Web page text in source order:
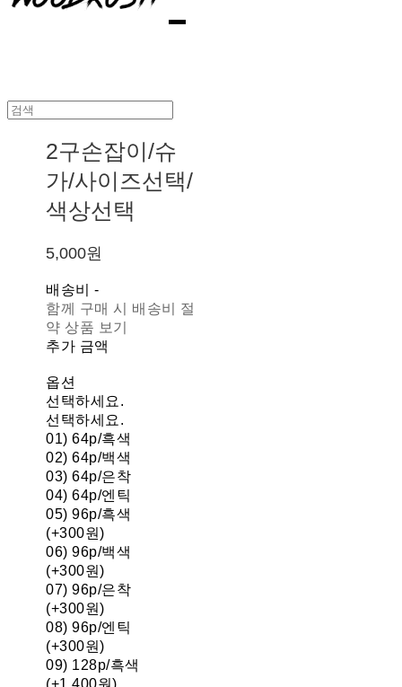
2구손잡이/슈
가/사이즈선택/
색상선택
5,000원
배송비-
함께 구매 시 배송비 절
약 상품 보기
추가 금액
옵션
선택하세요.
선택하세요.
01) 64p/흑색
02) 64p/백색
03) 64p/은착
04) 64p/엔틱
05) 96p/흑색
(+300원)
06) 96p/백색
(+300원)
07) 96p/은착
(+300원)
08) 96p/엔틱
(+300원)
09) 128p/흑색
(+1,400원)